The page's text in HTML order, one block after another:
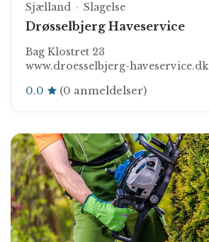
Sjælland Slagelse
Drøsselbjerg Haveservice
Bag Klostret 23
www.droesselbjerg-haveservice.dk
0.0 (0 anmeldelser)